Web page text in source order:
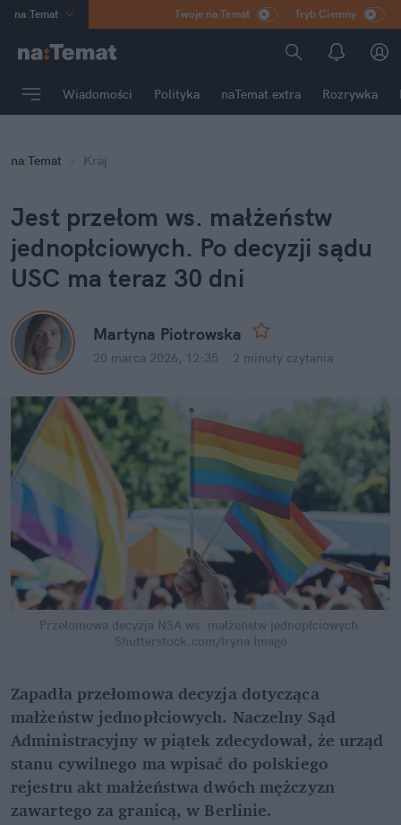
na:Temat
Poland
mama
Rozrywka
Twoje na:Temat Tryb Ciemny
Wiadomości Polityka naTemat extra Rozrywka
na:Temat Kraj
Jest przełom ws. małżeństw
jednopłciowych. Po decyzji sądu
USC ma teraz 30 dni
Martyna Piotrowska
20 marca 2026, 12:35 2 minuty czytania
Przełomowa decyzja NSA ws. małżeństw jednopłciowych.
Shutterstock.com/Iryna Imago
Zapadła przełomowa decyzja dotycząca
małżeństw jednopłciowych. Naczelny Sąd
Administracyjny w piątek zdecydował, że urząd
stanu cywilnego ma wpisać do polskiego
rejestru akt małżeństwa dwóch mężczyzn
zawartego za granicą, w Berlinie.